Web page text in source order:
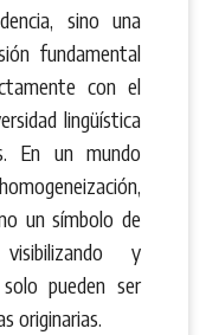
sino una
fundamental
con el
lingüística
En un mundo
un símbolo de
visibilizando y
pueden ser
originarias.